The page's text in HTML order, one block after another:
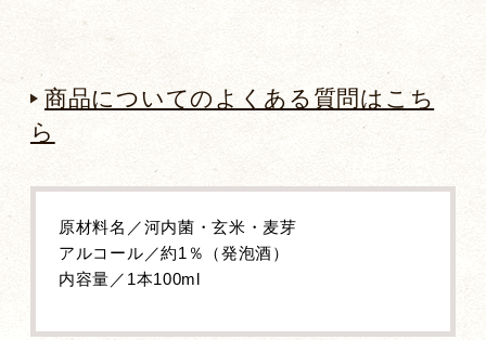
商品についてのよくある質問はこち
ら
原材料名／河内菌・玄米・麦芽
アルコール／約1％（発泡酒）
内容量／1本100ml